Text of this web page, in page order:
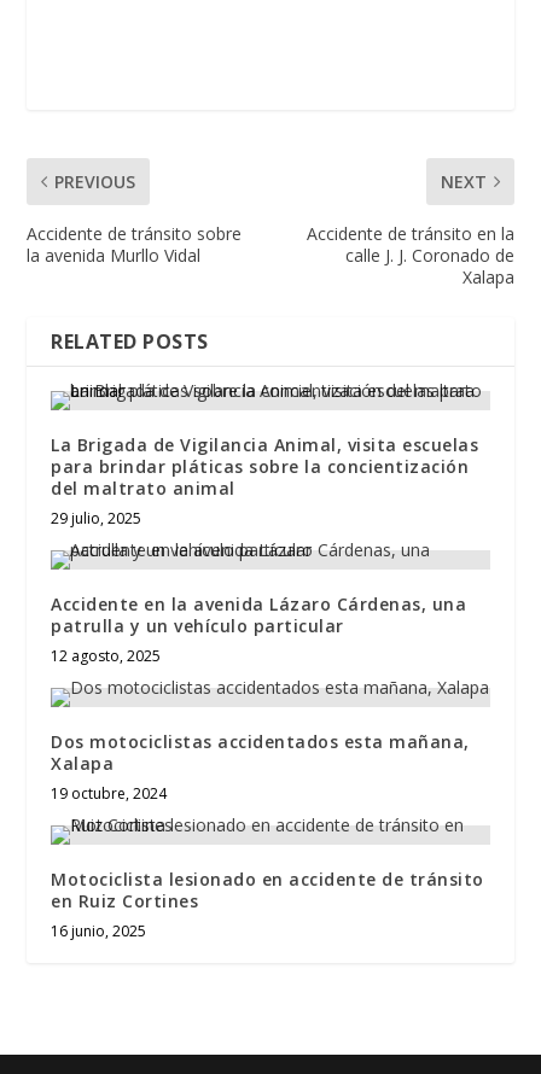
PREVIOUS
Accidente de tránsito sobre
la avenida Murllo Vidal
NEXT
Accidente de tránsito en la
calle J. J. Coronado de
Xalapa
RELATED POSTS
La Brigada de Vigilancia Animal, visita escuelas
para brindar pláticas sobre la concientización
del maltrato animal
29 julio, 2025
Accidente en la avenida Lázaro Cárdenas, una
patrulla y un vehículo particular
12 agosto, 2025
Dos motociclistas accidentados esta mañana,
Xalapa
19 octubre, 2024
Motociclista lesionado en accidente de tránsito
en Ruiz Cortines
16 junio, 2025